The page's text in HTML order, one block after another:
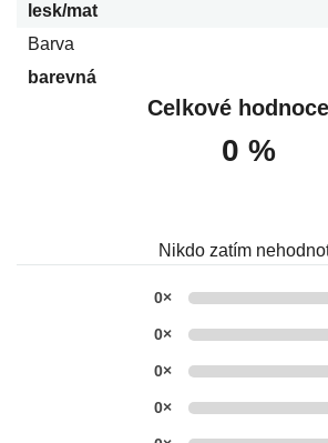
lesk/mat
Barva
barevná
Celkové
0 %
Nikdo zatím
0×
0×
0×
0×